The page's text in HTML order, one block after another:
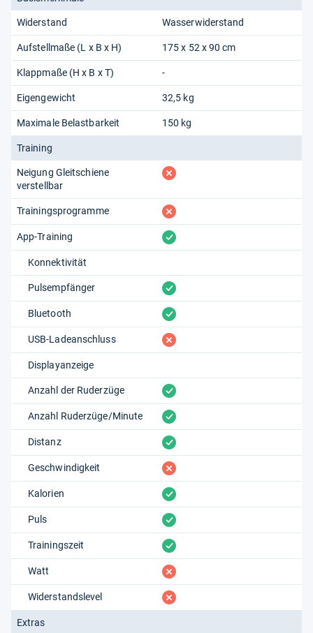
Widerstand Wasserwiderstand
Aufstellmaße (L x B x H) 175 x 52 x 90 cm
Klappmaße (H x B x T) -
Eigengewicht 32,5 kg
Maximale Belastbarkeit 150 kg
Training
Neigung Gleitschiene
verstellbar
fehlt
Trainingsprogramme fehlt
App-Training vorhanden
Konnektivität
Pulsempfänger vorhanden
Bluetooth vorhanden
USB-Ladeanschluss fehlt
Displayanzeige
Anzahl der Ruderzüge vorhanden
Anzahl Ruderzüge/Minute vorhanden
Distanz vorhanden
Geschwindigkeit fehlt
Kalorien vorhanden
Puls vorhanden
Trainingszeit vorhanden
Watt fehlt
Widerstandslevel fehlt
Extras